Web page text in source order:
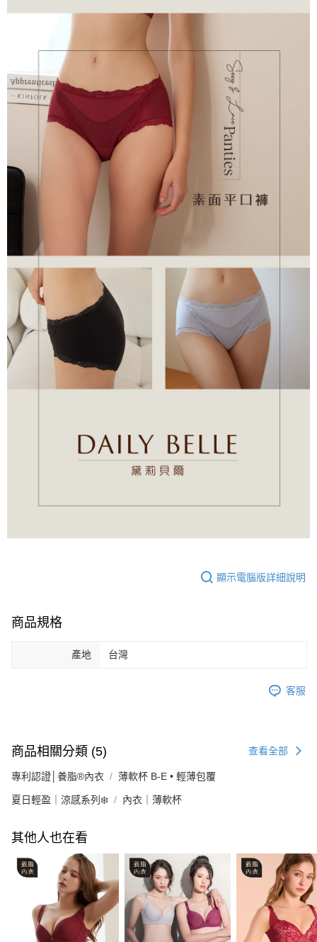
顯示電腦版詳細說明
商品規格
產地 台灣
客服
商品相關分類 (5) 查看全部
專利認證│養脂®內衣 薄軟杯 B-E • 輕薄包覆
夏日輕盈｜涼感系列❄️ 內衣｜薄軟杯
其他人也在看